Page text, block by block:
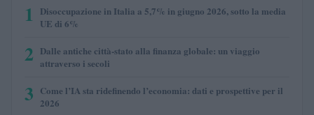
1
Disoccupazione in Italia a 5,7% in giugno 2026, sotto la media
UE di 6%
2 Dalle antiche città-stato alla finanza globale: un viaggio
attraverso i secoli
3 Come l’IA sta ridefinendo l’economia: dati e prospettive per il
2026